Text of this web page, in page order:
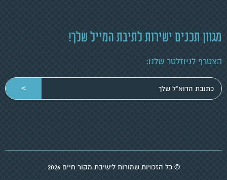
מגוון תכנים ישירות לתיבת המייל שלך!
הצטרף לניוזלטר שלנו:
הכניסי
כתובת
>
© כל הזכויות שמורות לישיבת מקור חיים 2026